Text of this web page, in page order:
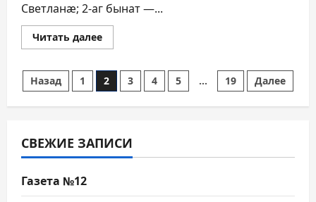
Светланæ; 2-аг бынат —...
Читать далееПрочитать
больше
ДÆН
ÆЗ»
Дзæуджыхъæу
Пагинация
записей
Назад 1 2 3 4 5 … 19 Далее
СВЕЖИЕ ЗАПИСИ
Газета №12